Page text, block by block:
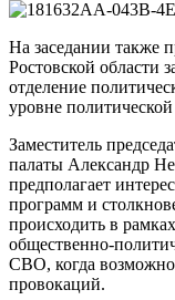
На заседании также
Ростовской области
отделение
уровне
Заместитель
палаты Александр
предполагает
программ и
происходить в
общественно-
СВО, когда
провокаций.